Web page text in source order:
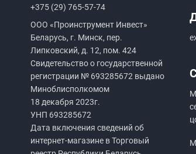
+375 (29) 765-57-74
ООО «Проинструмент Инвест»
Беларусь, г. Минск, пер.
Липковский, д. 12, пом. 424
Свидетельство о государственной
регистрации № 693285672 выдано
Миноблисполкомом
18 декабря 2023г.
УНП 693285672
Дата включения сведений об
интернет-магазине в Торговый